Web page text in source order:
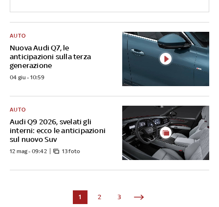
Nuova Audi Q7, le
anticipazioni sulla terza
generazione
AUTO
04 giu - 10:59
Audi Q9 2026, svelati gli
interni: ecco le anticipazioni
sul nuovo Suv
AUTO
12 mag - 09:42 13 foto
1 2 3